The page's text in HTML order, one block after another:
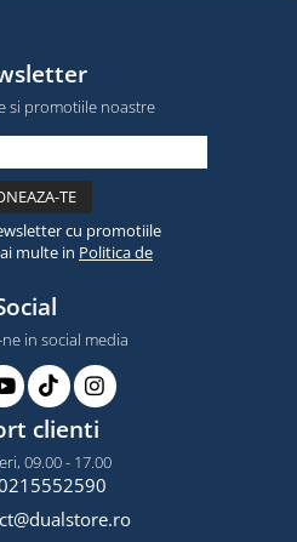
si promotiile noastre
cu promotiile
multe in Politica de
in social media
clienti
09.00 - 17.00